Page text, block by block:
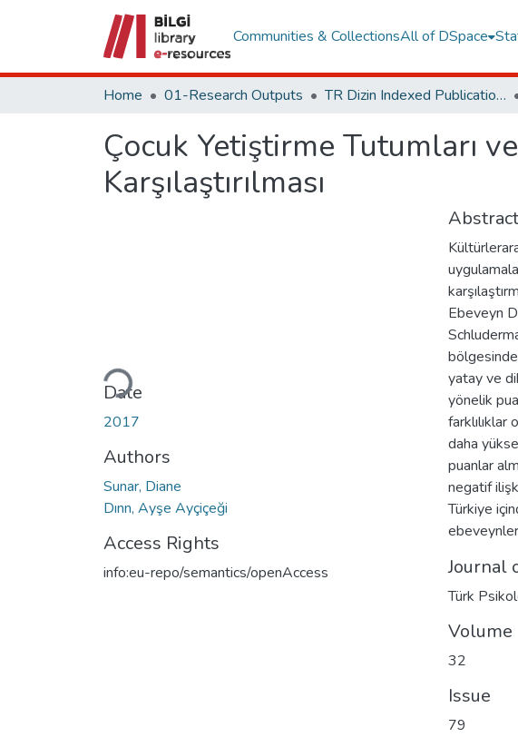
Communities & CollectionsAll of DSpace
Home 01-Research Outputs TR Dizin Indexed Publications
Çocuk Yetiştirme Tutumları
Karşılaştırılması
Loading...
Date
2017
Authors
Sunar, Diane
Dınn, Ayşe Ayçiçeği
Access Rights
info:eu-repo/semantics/openAccess
Abstract
Ebeveyn
yatay ve
yönelik
daha
puanlar
negatif
Türkiye
Journal
Türk
Volume
32
Issue
79